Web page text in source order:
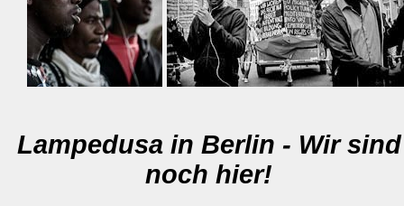
Lampedusa in Berlin - Wir sind
noch hier!